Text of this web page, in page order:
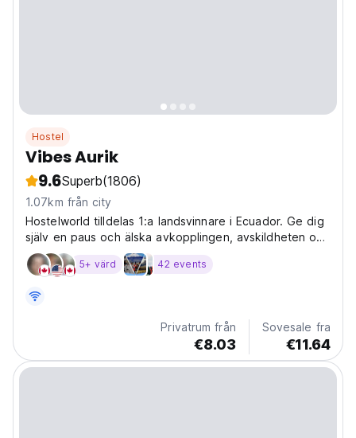
Hostel
Vibes Aurik
9.6Superb(1806)
1.07km från city
Hostelworld tilldelas 1:a landsvinnare i Ecuador. Ge dig
själv en paus och älska avkopplingen, avskildheten och
komforten i ett mysigt, lugnt SPA-pensionat i en vacker
kolonialrenoverad byggnad.
5+ värd 42 events
Privatrum från
€8.03
Sovesale fra
€11.64